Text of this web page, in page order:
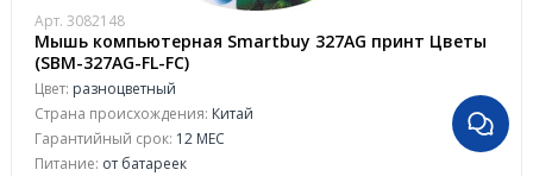
Арт. 3082148
Мышь компьютерная Smartbuy 327AG принт Цветы
(SBM-327AG-FL-FC)
Цвет: разноцветный
Страна происхождения: Китай
Гарантийный срок: 12 МЕС
Питание: от батареек